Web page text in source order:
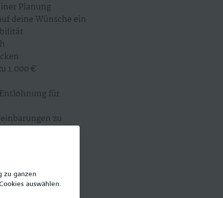
Planung
deine Wünsche ein
1.000 €
für
zu
zu ganzen
auswählen.